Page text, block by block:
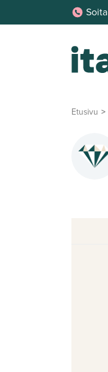
Soita
Etusivu